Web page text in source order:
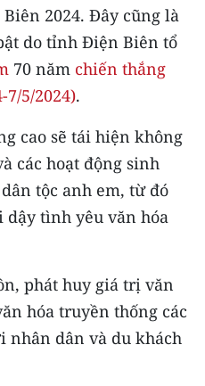
XÃ 2024. Đây cũng là
do tỉnh Điện Biên tổ
70 năm chiến thắng
5/2024).
cao sẽ tái hiện không
các hoạt động sinh
tộc anh em, từ đó
tình yêu văn hóa
phát huy giá trị văn
hóa truyền thống các
nhân dân và du khách